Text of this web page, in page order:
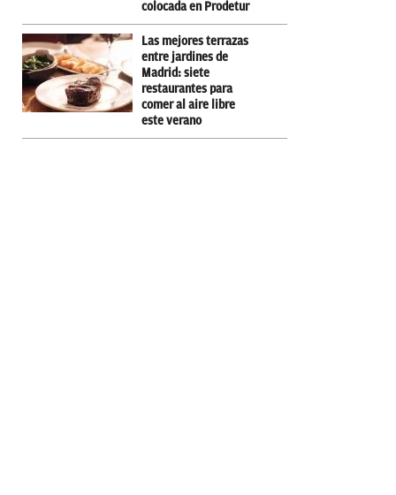
colocada en Prodetur
Las mejores terrazas
entre jardines de
Madrid: siete
restaurantes para
comer al aire libre
este verano